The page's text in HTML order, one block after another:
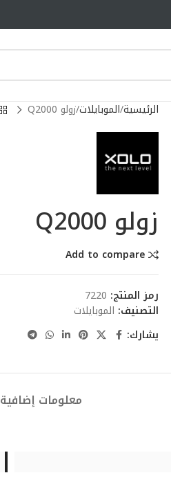
الرئيسية الموبايلاتزولو Q2000
زولو Q2000
Add to compare
رمز المنتج: 7220
التصنيف: الموبايلات
يشارك:
معلومات إضافية